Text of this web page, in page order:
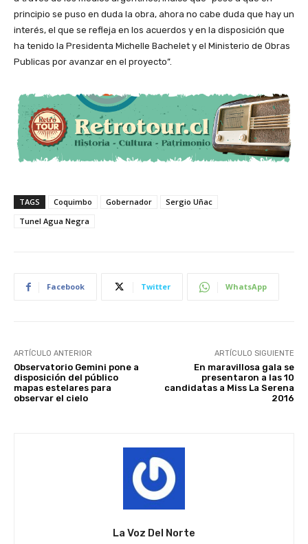
principio se puso en duda la obra, ahora no cabe duda que hay un
interés, el que se refleja en los acuerdos y en la disposición que
ha tenido la Presidenta Michelle Bachelet y el Ministerio de Obras
Publicas por avanzar en el proyecto”.
TAGS Coquimbo Gobernador
Sergio Uñac
Tunel Agua Negra
Facebook Twitter WhatsApp
ARTÍCULO ANTERIOR
Observatorio Gemini pone a
disposición del público
mapas estelares para
observar el cielo
ARTÍCULO SIGUIENTE
En maravillosa gala se
presentaron a las 10
candidatas a Miss La Serena
2016
La Voz Del Norte